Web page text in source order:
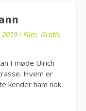
2019 i Film, Gratis,
I møde Ulrich
Hvem er
kender ham nok